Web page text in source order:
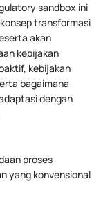
sandbox ini
transformasi
akan
kebijakan
kebijakan
bagaimana
dengan
proses
yang konvensional